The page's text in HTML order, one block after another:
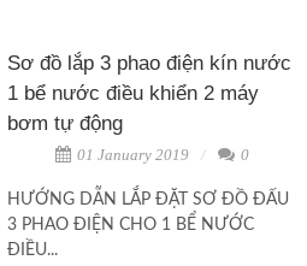
Sơ đồ lắp 3 phao điện kín nước
1 bể nước điều khiển 2 máy
bơm tự động
01 January 2019 0
HƯỚNG DẪN LẮP ĐẶT SƠ ĐỒ ĐẤU
3 PHAO ĐIỆN CHO 1 BỂ NƯỚC
ĐIỀU...